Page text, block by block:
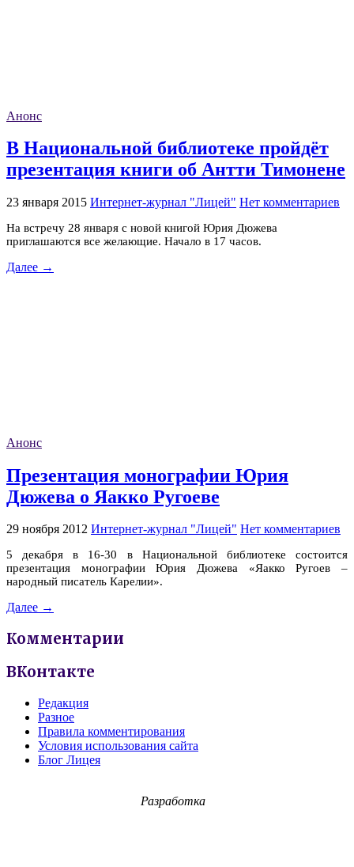
Анонс
В Национальной библиотеке пройдёт
презентация книги об Антти Тимонене
23 января 2015 Интернет-журнал "Лицей" Нет комментариев
На встречу 28 января с новой книгой Юрия Дюжева
приглашаются все желающие. Начало в 17 часов.
Далее →
Анонс
Презентация монографии Юрия
Дюжева о Яакко Ругоеве
29 ноября 2012 Интернет-журнал "Лицей" Нет комментариев
5 декабря в 16-30 в Национальной библиотеке состоится
презентация монографии Юрия Дюжева «Яакко Ругоев –
народный писатель Карелии».
Далее →
Комментарии
ВКонтакте
Редакция
Разное
Правила комментирования
Условия использования сайта
Блог Лицея
Разработка